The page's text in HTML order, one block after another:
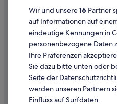
Hertz-Mietwagen in Abona
Thrifty Car Rental-Mietwagen in
Avis-Mietwagen in Abona
Dollar Rent A Car-Mietwagen in
National-Mietwagen in Abona
Fox Rental Cars-Mietwagen in
Payless-Mietwagen in Abona
Inhaltsrichtlinien und Melden von
Hilfe
Hilfe
Flug stornieren
Wir und unsere16 Partner
auf Informationen auf
eindeutige Kennungen in
personenbezogene Daten
Ihre Präferenzen
Sie dazu bitte unten oder
Seite der
werden unseren Partnern
Einfluss auf Surfdaten.